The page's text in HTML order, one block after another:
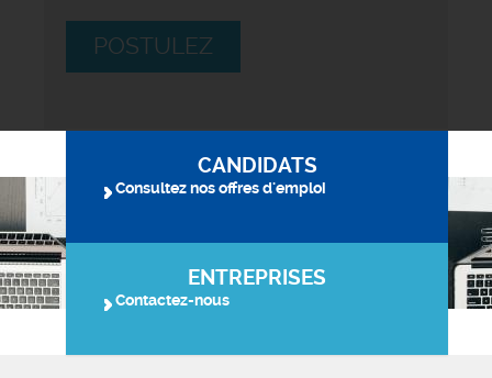
POSTULEZ
CANDIDATS
Consultez nos offres d'emploi
ENTREPRISES
Contactez-nous